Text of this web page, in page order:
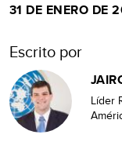
31 DE ENERO DE
Escrito por
Líder